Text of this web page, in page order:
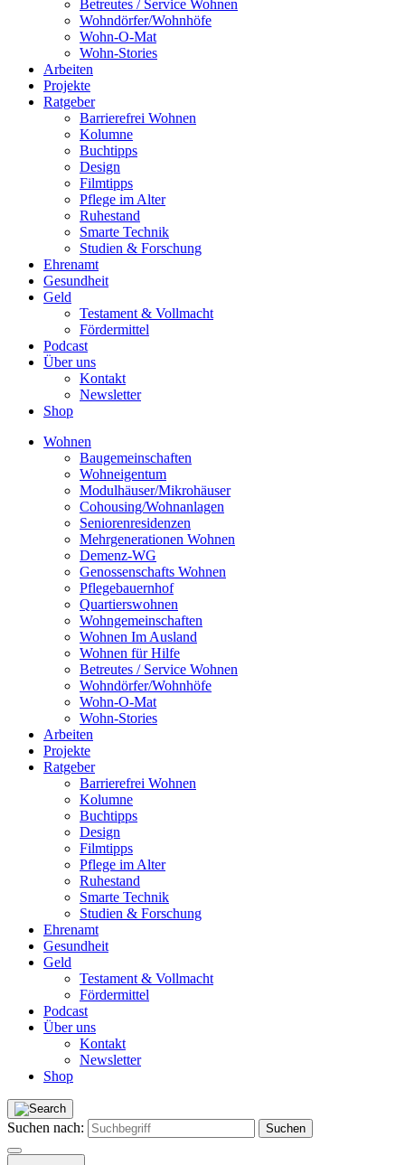
Betreutes / Service Wohnen
Wohndörfer/Wohnhöfe
Wohn-O-Mat
Wohn-Stories
Arbeiten
Projekte
Ratgeber
Barrierefrei Wohnen
Kolumne
Buchtipps
Design
Filmtipps
Pflege im Alter
Ruhestand
Smarte Technik
Studien & Forschung
Ehrenamt
Gesundheit
Geld
Testament & Vollmacht
Fördermittel
Podcast
Über uns
Kontakt
Newsletter
Shop
Wohnen
Baugemeinschaften
Wohneigentum
Modulhäuser/Mikrohäuser
Cohousing/Wohnanlagen
Seniorenresidenzen
Mehrgenerationen Wohnen
Demenz-WG
Genossenschafts Wohnen
Pflegebauernhof
Quartierswohnen
Wohngemeinschaften
Wohnen Im Ausland
Wohnen für Hilfe
Betreutes / Service Wohnen
Wohndörfer/Wohnhöfe
Wohn-O-Mat
Wohn-Stories
Arbeiten
Projekte
Ratgeber
Barrierefrei Wohnen
Kolumne
Buchtipps
Design
Filmtipps
Pflege im Alter
Ruhestand
Smarte Technik
Studien & Forschung
Ehrenamt
Gesundheit
Geld
Testament & Vollmacht
Fördermittel
Podcast
Über uns
Kontakt
Newsletter
Shop
Suchen nach: